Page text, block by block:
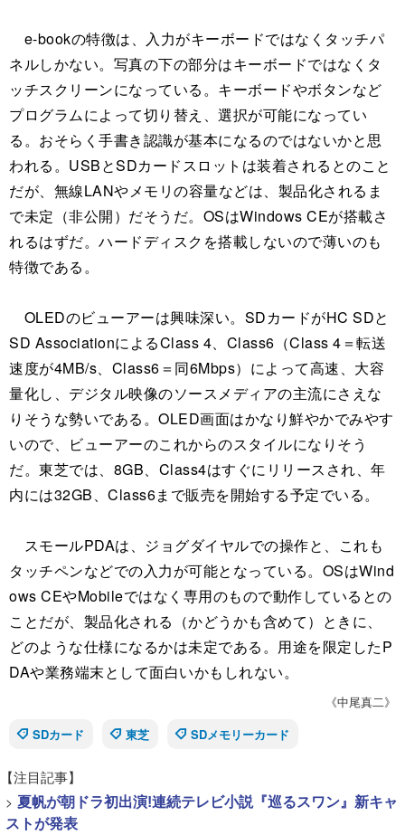
e-bookの特徴は、入力がキーボードではなくタッチパ
ネルしかない。写真の下の部分はキーボードではなくタ
ッチスクリーンになっている。キーボードやボタンなど
プログラムによって切り替え、選択が可能になってい
る。おそらく手書き認識が基本になるのではないかと思
われる。USBとSDカードスロットは装着されるとのこと
だが、無線LANやメモリの容量などは、製品化されるま
で未定（非公開）だそうだ。OSはWindows CEが搭載さ
れるはずだ。ハードディスクを搭載しないので薄いのも
特徴である。
OLEDのビューアーは興味深い。SDカードがHC SDと
SD AssociationによるClass 4、Class6（Class 4＝転送
速度が4MB/s、Class6＝同6Mbps）によって高速、大容
量化し、デジタル映像のソースメディアの主流にさえな
りそうな勢いである。OLED画面はかなり鮮やかでみやす
いので、ビューアーのこれからのスタイルになりそう
だ。東芝では、8GB、Class4はすぐにリリースされ、年
内には32GB、Class6まで販売を開始する予定でいる。
スモールPDAは、ジョグダイヤルでの操作と、これも
タッチペンなどでの入力が可能となっている。OSはWind
ows CEやMobileではなく専用のもので動作しているとの
ことだが、製品化される（かどうかも含めて）ときに、
どのような仕様になるかは未定である。用途を限定したP
DAや業務端末として面白いかもしれない。
《中尾真二》
SDカード
東芝 SDメモリーカード
【注目記事】
> 夏帆が朝ドラ初出演!連続テレビ小説『巡るスワン』新キャ
ストが発表